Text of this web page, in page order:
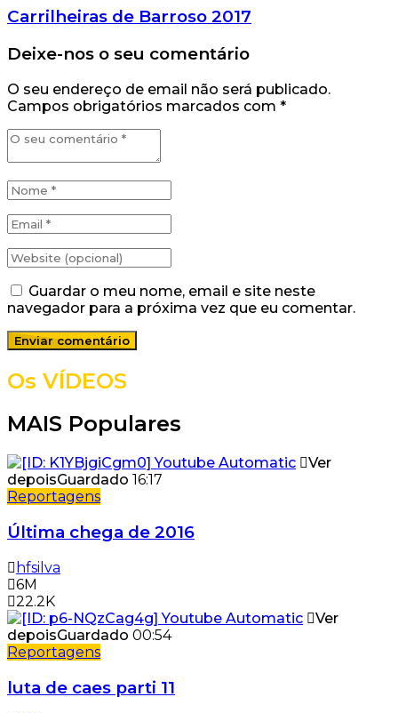
Carrilheiras de Barroso 2017
Deixe-nos o seu comentário
O seu endereço de email não será publicado.
Campos obrigatórios marcados com *
Guardar o meu nome, email e site neste
navegador para a próxima vez que eu comentar.
Os VÍDEOS
MAIS Populares
Ver
depoisGuardado 16:17
Reportagens
Última chega de 2016
hfsilva
6M
22.2K
Ver
depoisGuardado 00:54
Reportagens
luta de caes parti 11